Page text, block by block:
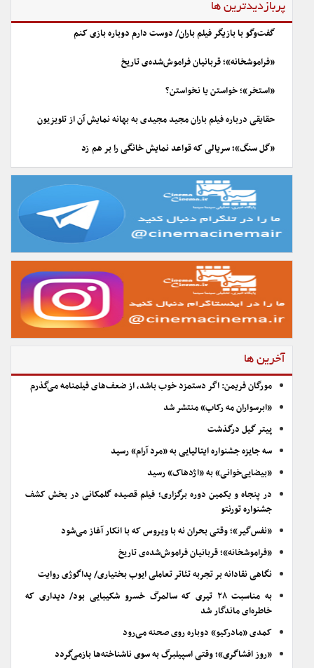
پربازدیدترین ها
گفت‌وگو با بازیگر فیلم باران/ دوست دارم دوباره بازی کنم
«فراموشخانه»؛ قربانیان فراموش‌شده‌ی تاریخ
«استخر»؛ خواستن یا نخواستن؟
حقایقی درباره فیلم باران مجید مجیدی به بهانه نمایش آن از تلویزیون
«گل سنگ»؛ سریالی که قواعد نمایش خانگی را بر هم زد
آخرین ها
مورگان فریمن: اگر دستمزد خوب باشد، از ضعف‌های فیلمنامه می‌گذرم
«ابرسواران مه رکاب» منتشر شد
پیتر گیل درگذشت
سه جایزه جشنواره ایتالیایی به «مرد آرام» رسید
«بیضایی‌خوانی» به «اژدهاک» رسید
در پنجاه و یکمین دوره برگزاری؛ فیلم قصیده گلمکانی در بخش کشف
جشنواره تورنتو
«نفس‌گیر»؛ وقتی بحران نه با ویروس که با انکار آغاز می‌شود
«فراموشخانه»؛ قربانیان فراموش‌شده‌ی تاریخ
نگاهی نقادانه بر تجربه تئاتر تعاملی ایوب بختیاری/ پداگوژی روایت
به مناسبت ۲۸ تیری که سالمرگ خسرو شکیبایی بود/ دیداری که
خاطره‌ای ماندگار شد
کمدی «مادرکیو» دوباره روی صحنه می‌رود
«روز افشاگری»؛ وقتی اسپیلبرگ به سوی ناشناخته‌ها بازمی‌گردد